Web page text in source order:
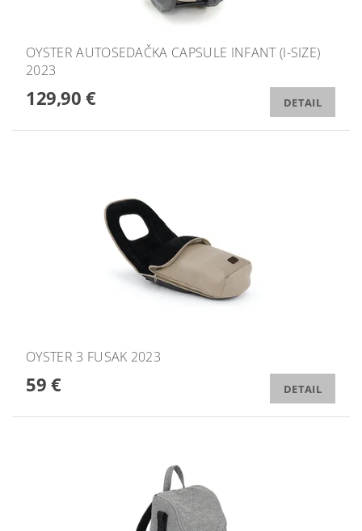
OYSTER AUTOSEDAČKA CAPSULE INFANT (I-SIZE)
2023
129,90 € DETAIL
OYSTER 3 FUSAK 2023
59 € DETAIL